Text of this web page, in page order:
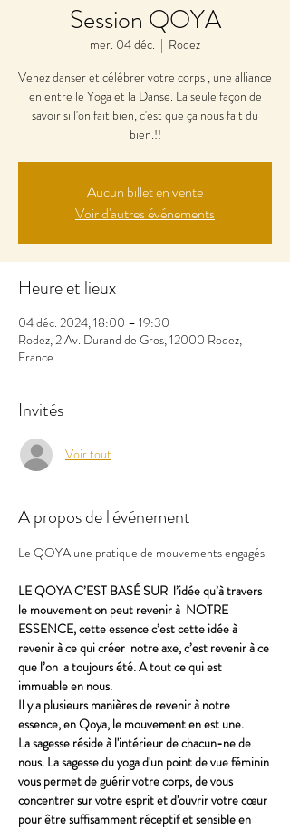
Session QOYA
mer. 04 déc.
  |
Rodez
Venez danser et célébrer votre corps , une alliance
en entre le Yoga et la Danse. La seule façon de
savoir si l'on fait bien, c'est que ça nous fait du
bien.!!
Aucun billet en vente
Voir d'autres événements
Heure et lieux
04 déc. 2024, 18:00 – 19:30
Rodez, 2 Av. Durand de Gros, 12000 Rodez,
France
Invités
Voir tout
A propos de l'événement
Le QOYA une pratique de mouvements engagés.
LE QOYA C’EST BASÉ SUR  l’idée qu’à travers
le mouvement on peut revenir à  NOTRE
ESSENCE, cette essence c’est cette idée à
revenir à ce qui créer  notre axe, c’est revenir à ce
que l’on  a toujours été. A tout ce qui est
immuable en nous.
Il y a plusieurs manières de revenir à notre
essence, en Qoya, le mouvement en est une.
La sagesse réside à l'intérieur de chacun-ne de
nous. La sagesse du yoga d'un point de vue féminin
vous permet de guérir votre corps, de vous
concentrer sur votre esprit et d'ouvrir votre cœur
pour être suffisamment réceptif et sensible en